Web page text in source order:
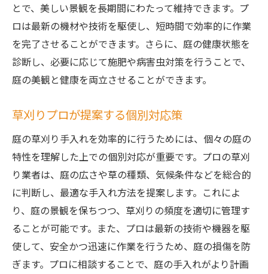
庭の草刈りにおけるプロの専門知識の重要
性
効率性と安全性を兼ね備えた草刈りプロの
選択
プロに任せることで得られる庭の最適化
費用対効果の高いプロの草刈り手入れ
プロによる庭の草刈りがもたらす長期的効
プロが提供する庭の草刈り手入れで得られる安
全性
草刈りの安全確保におけるプロの役割
庭の草刈りで安心を提供するプロの技術
事故防止を考慮したプロの草刈り手法
とで、美しい景観を長期間にわたって維持できます。プ
ロは最新の機材や技術を駆使し、短時間で効率的に作業
を完了させることができます。さらに、庭の健康状態を
診断し、必要に応じて施肥や病害虫対策を行うことで、
庭の美観と健康を両立させることができます。
草刈りプロが提案する個別対応策
庭の草刈り手入れを効率的に行うためには、個々の庭の
特性を理解した上での個別対応が重要です。プロの草刈
り業者は、庭の広さや草の種類、気候条件などを総合的
に判断し、最適な手入れ方法を提案します。これによ
り、庭の景観を保ちつつ、草刈りの頻度を適切に管理す
ることが可能です。また、プロは最新の技術や機器を駆
使して、安全かつ迅速に作業を行うため、庭の損傷を防
ぎます。プロに相談することで、庭の手入れがより計画